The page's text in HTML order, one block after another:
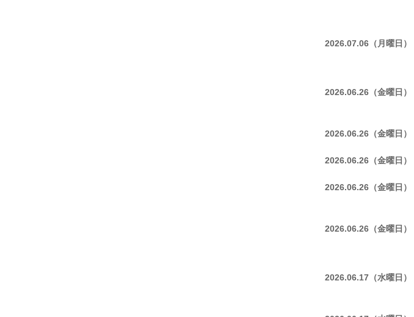
2026.07.06（月曜日）
2026.06.26（金曜日）
2026.06.26（金曜日）
2026.06.26（金曜日）
2026.06.26（金曜日）
2026.06.26（金曜日）
2026.06.17（水曜日）